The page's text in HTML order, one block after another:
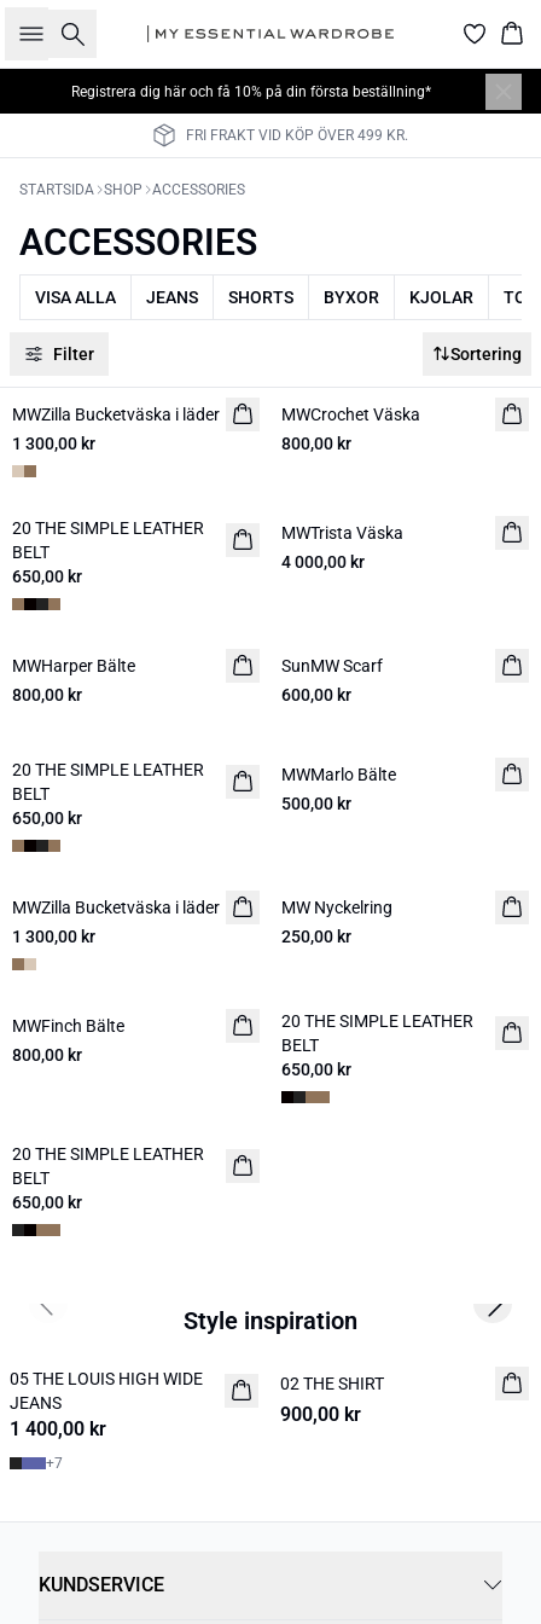
Sök
Registrera dig här och få 10% på din första beställning*
FRI FRAKT VID KÖP ÖVER 499 KR.
STARTSIDA SHOP ACCESSORIES
ACCESSORIES
VISA ALLA JEANS SHORTS BYXOR KJOLAR
Filter Sortering
NYHET
MWZilla Bucketväska i läder
1 300,00 kr
NYHET
MWCrochet Väska
800,00 kr
NYHET
20 THE SIMPLE LEATHER
BELT
650,00 kr
NYHET
MWTrista Väska
4 000,00 kr
NYHET
MWHarper Bälte
800,00 kr
SunMW Scarf
600,00 kr
NYHET
20 THE SIMPLE LEATHER
BELT
650,00 kr
NYHET
MWMarlo Bälte
500,00 kr
NYHET
MWZilla Bucketväska i läder
1 300,00 kr
NYHET
MW Nyckelring
250,00 kr
NYHET
MWFinch Bälte
800,00 kr
NYHET
20 THE SIMPLE LEATHER
BELT
650,00 kr
NYHET
20 THE SIMPLE LEATHER
BELT
650,00 kr
Style inspiration
NYHET
05 THE LOUIS HIGH WIDE
JEANS
1 400,00 kr
+7
NYHET
02 THE SHIRT
900,00 kr
Previous slide Next
KUNDSERVICE